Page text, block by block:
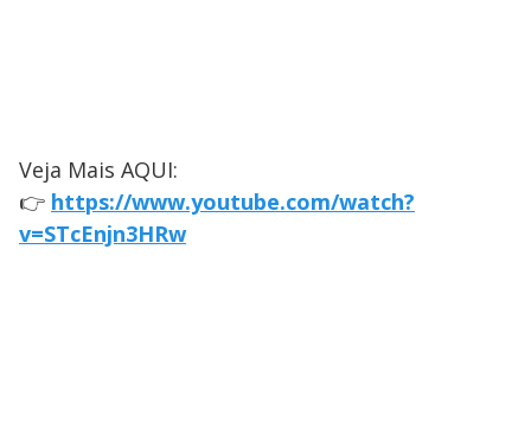
Veja Mais AQUI:
👉 https://www.youtube.com/watch?
v=STcEnjn3HRw